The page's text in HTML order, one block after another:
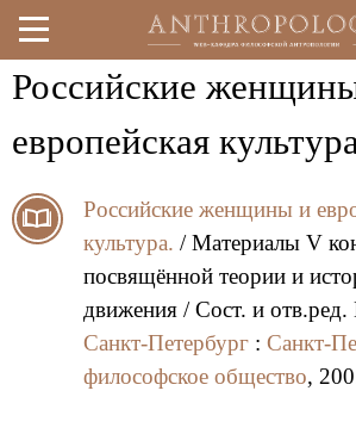
Перейти
к
содержанию
Российские
европейская
Российские женщины и
культура. / Материалы V
посвящённой теории и
движения / Сост. и
Санкт-Петербург : Санкт-
философское общество,